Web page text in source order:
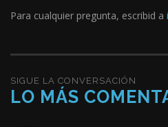
Para cualquier pregunta, escribid a
SIGUE LA CONVERSACIÓN
LO MÁS